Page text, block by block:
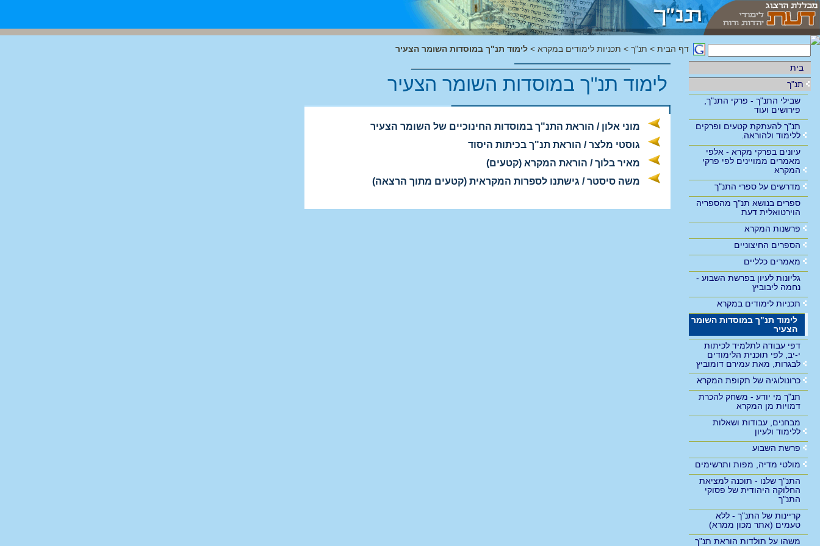
בית
תנ"ך
שבילי התנ"ך - פרקי התנ"ך,
פירושים ועוד
תנ"ך להעתקת קטעים ופרקים
ללימוד ולהוראה.
עיונים בפרקי מקרא - אלפי
מאמרים ממויינים לפי פרקי
המקרא
מדרשים על ספרי התנ"ך
ספרים בנושא תנ"ך מהספריה
הוירטואלית דעת
פרשנות המקרא
הספרים החיצוניים
מאמרים כלליים
גליונות לעיון בפרשת השבוע -
נחמה ליבוביץ
תכניות לימודים במקרא
לימוד תנ"ך במוסדות השומר
הצעיר
דפי עבודה לתלמיד לכיתות
י-יב, לפי תוכנית הלימודים
לבגרות, מאת עמירם דומוביץ
כרונולוגיה של תקופת המקרא
תנ"ך מי יודע - משחק להכרת
דמויות מן המקרא
מבחנים, עבודות ושאלות
ללימוד ולעיון
פרשת השבוע
מולטי מדיה, מפות ותרשימים
התנ"ך שלנו - תוכנה למציאת
החלוקה היהודית של פסוקי
התנ"ך
קריינות של התנ"ך - ללא
טעמים (אתר מכון ממרא)
משהו על תולדות הוראת תנ"ך
דף הבית > תנ"ך > תכניות לימודים במקרא > לימוד תנ"ך במוסדות השומר הצעיר
לימוד תנ"ך במוסדות השומר הצעיר
מוני אלון / הוראת התנ"ך במוסדות החינוכיים של השומר הצעיר
גוסטי מלצר / הוראת תנ"ך בכיתות היסוד
מאיר בלוך / הוראת המקרא (קטעים)
משה סיסטר / גישתנו לספרות המקראית (קטעים מתוך הרצאה)